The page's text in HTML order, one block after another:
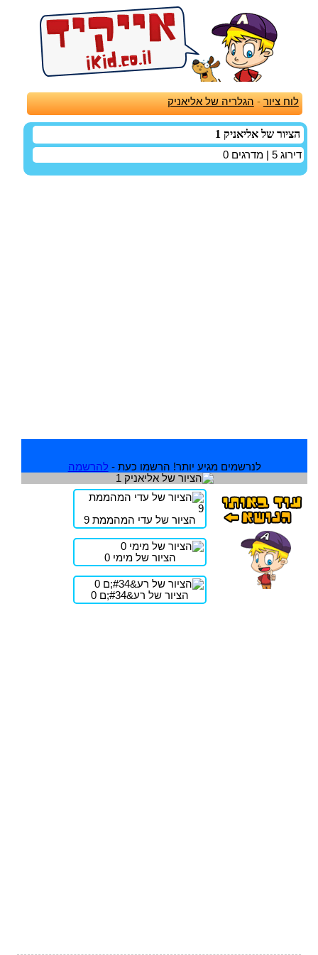
לוח ציור - הגלריה של אליאניק
הציור של אליאניק 1
דירוג 5 | מדרגים 0
לנרשמים מגיע יותר! הרשמו כעת - להרשמה
הציור של עדי המהממת 9
הציור של מימי 0
הציור של רע&#34;ם 0